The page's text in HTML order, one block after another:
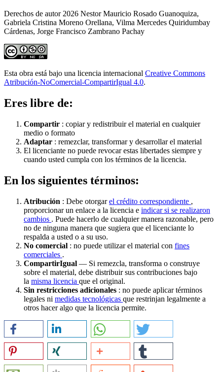
Derechos de autor 2026 Nestor Mauricio Rosado Guanoquiza,
Gabriela Cristina Moreno Orellana, Vilma Mercedes Quiridumbay
Cárdenas, Jorge Francisco Zambrano Pachay
Esta obra está bajo una licencia internacional Creative Commons
Atribución-NoComercial-CompartirIgual 4.0.
Eres libre de:
Compartir : copiar y redistribuir el material en cualquier
medio o formato
Adaptar : remezclar, transformar y desarrollar el material
El licenciante no puede revocar estas libertades siempre y
cuando usted cumpla con los términos de la licencia.
En los siguientes términos:
Atribución : Debe otorgarel crédito correspondiente ,
proporcionar un enlace a la licencia e indicar si se realizaron
cambios . Puede hacerlo de cualquier manera razonable, pero
no de ninguna manera que sugiera que el licenciante lo
respalda a usted o a su uso.
No comercial : no puede utilizar el material con fines
comerciales .
CompartirIgual — Si remezcla, transforma o construye
sobre el material, debe distribuir sus contribuciones bajo
la misma licencia que el original.
Sin restricciones adicionales : no puede aplicar términos
legales ni medidas tecnológicas que restrinjan legalmente a
otros hacer algo que la licencia permite.